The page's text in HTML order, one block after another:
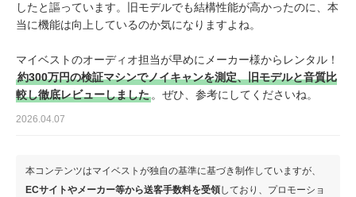
したと謳っています。旧モデルでも結構性能が高かったのに、本
当に機能は向上しているのか気になりますよね。
マイベストのオーディオ担当が早めにメーカー様からレンタル！
約300万円の検証マシンでノイキャンを測定、旧モデルと音質比
較し徹底レビューしました。ぜひ、参考にしてくださいね。
2026.04.07
本コンテンツはマイベストが独自の基準に基づき制作していますが、
ECサイトやメーカー等から送客手数料を受領しており、プロモーショ